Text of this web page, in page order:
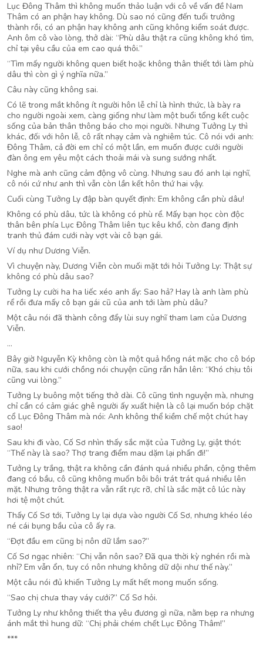
Lục Đông Thâm thì không muốn thảo luận với cô về vấn đề Nam
Thâm có an phận hay không. Dù sao nó cũng đến tuổi trưởng
thành rồi, có an phận hay không anh cũng không kiểm soát được.
Anh ôm cô vào lòng, thở dài: “Phù dâu thật ra cũng không khó tìm,
chỉ tại yêu cầu của em cao quá thôi.”
“Tìm mấy người không quen biết hoặc không thân thiết tới làm phù
dâu thì còn gì ý nghĩa nữa.”
Câu này cũng không sai.
Có lẽ trong mắt không ít người hôn lễ chỉ là hình thức, là bày ra
cho người ngoài xem, càng giống như làm một buổi tổng kết cuộc
sống của bản thân thông báo cho mọi người. Nhưng Tưởng Ly thì
khác, đối với hôn lễ, cô rất nhạy cảm và nghiêm túc. Cô nói với anh:
Đông Thâm, cả đời em chỉ có một lần, em muốn được cưới người
đàn ông em yêu một cách thoải mái và sung sướng nhất.
Nghe mà anh cũng cảm động vô cùng. Nhưng sau đó anh lại nghĩ,
cô nói cứ như anh thì vẫn còn lần kết hôn thứ hai vậy.
Cuối cùng Tưởng Ly đập bàn quyết định: Em không cần phù dâu!
Không có phù dâu, tức là không có phù rể. Mấy bạn học còn độc
thân bên phía Lục Đông Thâm liên tục kêu khổ, còn đang định
tranh thủ đám cưới này vợt vài cô bạn gái.
Ví dụ như Dương Viễn.
Vì chuyện này, Dương Viễn còn muối mặt tới hỏi Tưởng Ly: Thật sự
không có phù dâu sao?
Tưởng Ly cười ha ha liếc xéo anh ấy: Sao hả? Hay là anh làm phù
rể rồi đưa mấy cô bạn gái cũ của anh tới làm phù dâu?
Một câu nói đã thành công đẩy lùi suy nghĩ tham lam của Dương
Viễn.
…
Bây giờ Nguyễn Kỳ không còn là một quả hồng nát mặc cho cô bóp
nữa, sau khi cưới chồng nói chuyện cũng rắn hẳn lên: “Khó chịu tôi
cũng vui lòng.”
Tưởng Ly buông một tiếng thở dài. Cô cũng tình nguyện mà, nhưng
chỉ cần có cảm giác ghê người ấy xuất hiện là cô lại muốn bóp chặt
cổ Lục Đông Thâm mà nói: Anh không thể kiềm chế một chút hay
sao!
Sau khi đi vào, Cố Sơ nhìn thấy sắc mặt của Tưởng Ly, giật thót:
“Thế này là sao? Thợ trang điểm mau dặm lại phấn đi!”
Tưởng Ly trắng, thật ra không cần đánh quá nhiều phần, cộng thêm
đang có bầu, cô cũng không muốn bôi bôi trát trát quá nhiều lên
mặt. Nhưng trông thật ra vẫn rất rực rỡ, chỉ là sắc mặt cô lúc này
hơi tệ một chút.
Thấy Cố Sơ tới, Tưởng Ly lại dựa vào người Cố Sơ, nhưng khéo léo
né cái bụng bầu của cô ấy ra.
“Đợt đầu em cũng bị nôn dữ lắm sao?”
Cố Sơ ngạc nhiên: “Chị vẫn nôn sao? Đã qua thời kỳ nghén rồi mà
nhỉ? Em vẫn ổn, tuy có nôn nhưng không dữ dội như thế này.”
Một câu nói đủ khiến Tưởng Ly mất hết mong muốn sống.
“Sao chị chưa thay váy cưới?” Cố Sơ hỏi.
Tưởng Ly như không thiết tha yêu đương gì nữa, nằm bẹp ra nhưng
ánh mắt thì hung dữ: “Chị phải chém chết Lục Đông Thâm!”
***